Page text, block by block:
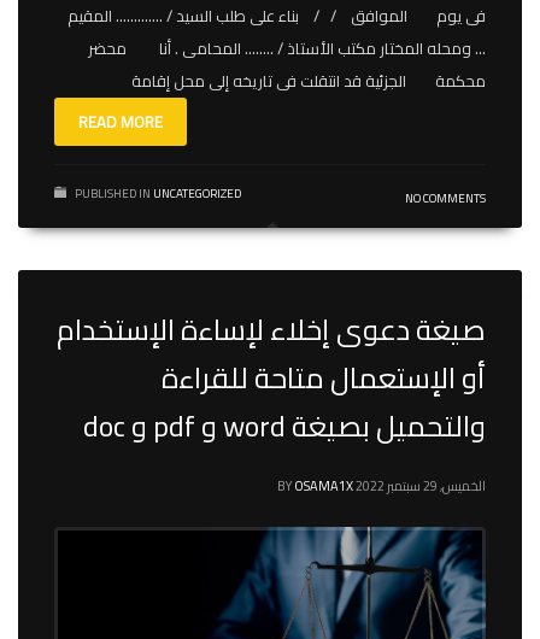
فى يوم الموافق / / بناء على طلب السيد / …………. المقيم
… ومحله المختار مكتب الأستاذ / …….. المحامى . أنا محضر
محكمة الجزئية قد انتقلت فى تاريخه إلى محل إقامة
READ MORE
PUBLISHED IN UNCATEGORIZED NO COMMENTS
صيغة دعوى إخلاء لإساءة الإستخدام
أو الإستعمال متاحة للقراءة
والتحميل بصيغة word و pdf و doc
الخميس, 29 سبتمبر 2022 BYOSAMA1X